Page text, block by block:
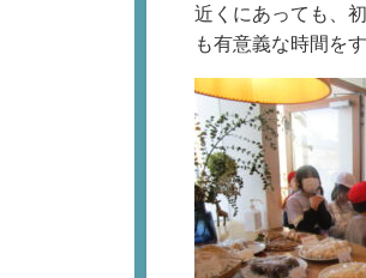
近くにあっても、
も有意義な時間を